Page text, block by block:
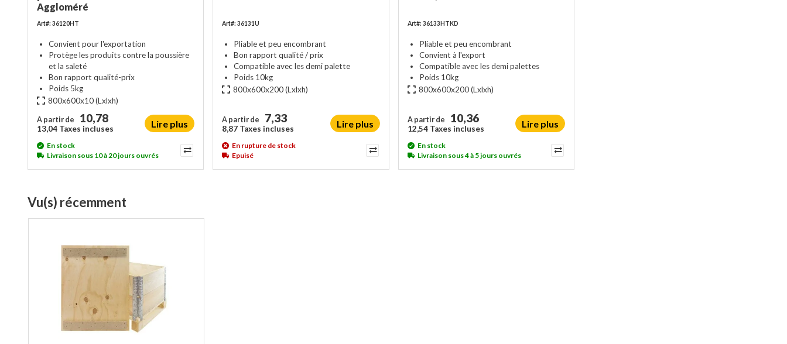
Aggloméré
Art#: 36120HT
Convient pour l'exportation
Protège les produits contre la poussière
et la saleté
Bon rapport qualité-prix
Poids 5kg
800x600x10(Lxlxh)
A partir de 10,78
13,04 Taxes incluses Lire plus
En stock
Livraison sous 10 à 20 jours ouvrés
Art#: 36131U
Pliable et peu encombrant
Bon rapport qualité / prix
Compatible avec les demi palette
Poids 10kg
800x600x200(Lxlxh)
A partir de 7,33
8,87 Taxes incluses Lire plus
En rupture de stock
Epuisé
Art#: 36133HTKD
Pliable et peu encombrant
Convient à l'export
Compatible avec les demi palettes
Poids 10kg
800x600x200(Lxlxh)
A partir de 10,36
12,54 Taxes incluses Lire plus
En stock
Livraison sous 4 à 5 jours ouvrés
Vu(s) récemment